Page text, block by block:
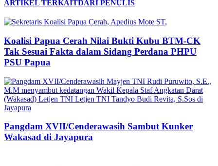
ARTIKEL TERKAITDARI PENULIS
Koalisi Papua Cerah Nilai Bukti Kubu BTM-CK
Tak Sesuai Fakta dalam Sidang Perdana PHPU
PSU Papua
Pangdam XVII/Cenderawasih Sambut Kunker
Wakasad di Jayapura